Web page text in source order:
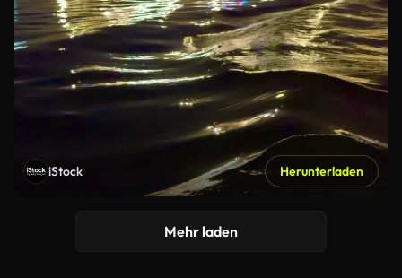
iStock Herunterladen
Mehr laden